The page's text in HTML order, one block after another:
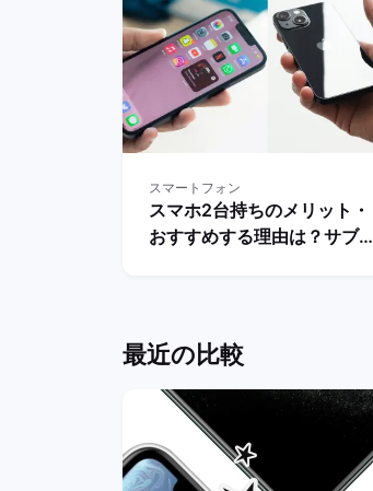
スマートフォン
スマホ2台持ちのメリット・
おすすめする理由は？サブス
最近の比較